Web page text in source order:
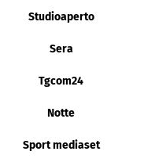
Studioaperto
Sera
Tgcom24
Notte
Sport mediaset